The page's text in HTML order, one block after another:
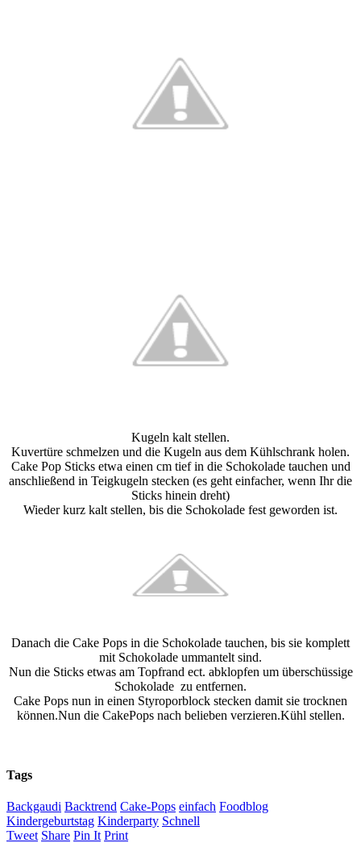
Kugeln kalt stellen.
Kuvertüre schmelzen und die Kugeln aus dem Kühlschrank holen.
Cake Pop Sticks etwa einen cm tief in die Schokolade tauchen und
anschließend in Teigkugeln stecken (es geht einfacher, wenn Ihr die
Sticks hinein dreht)
Wieder kurz kalt stellen, bis die Schokolade fest geworden ist.
Danach die Cake Pops in die Schokolade tauchen, bis sie komplett
mit Schokolade ummantelt sind.
Nun die Sticks etwas am Topfrand ect. abklopfen um überschüssige
Schokolade zu entfernen.
Cake Pops nun in einen Styroporblock stecken damit sie trocknen
können.Nun die CakePops nach belieben verzieren.Kühl stellen.
Tags
Backgaudi Backtrend Cake-Pops einfach Foodblog
Kindergeburtstag Kinderparty Schnell
Tweet Share Pin It Print